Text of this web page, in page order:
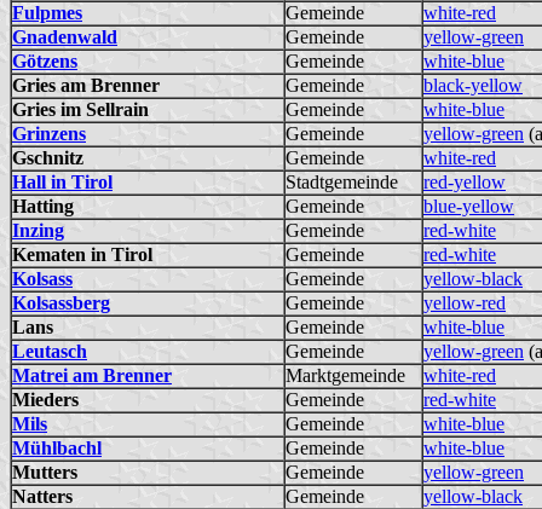
Fulpmes
Gemeinde
white-red
Gnadenwald
Gemeinde
yellow-green
Götzens
Gemeinde
white-blue
Gries am Brenner
Gemeinde
black-yellow
Gries im Sellrain
Gemeinde
white-blue
Grinzens
Gemeinde yellow-green
Gschnitz
Gemeinde
white-red
Hall in Tirol
Stadtgemeinde
red-yellow
Hatting
Gemeinde
blue-yellow
Inzing
Gemeinde
red-white
Kematen in Tirol
Gemeinde
red-white
Kolsass
Gemeinde
yellow-black
Kolsassberg
Gemeinde
yellow-red
Lans
Gemeinde
white-blue
Leutasch
Gemeinde yellow-green
Matrei am Brenner
Marktgemeinde
white-red
Mieders
Gemeinde
red-white
Mils
Gemeinde
white-blue
Mühlbachl
Gemeinde
white-blue
Mutters
Gemeinde
yellow-green
Natters
Gemeinde
yellow-black